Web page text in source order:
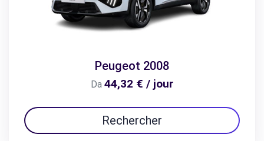
Peugeot 2008
Da 44,32 € / jour
Rechercher